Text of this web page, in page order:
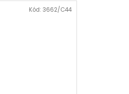
Kód: 3662/C44